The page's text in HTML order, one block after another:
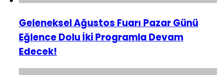
Geleneksel Ağustos Fuarı Pazar Günü
Eğlence Dolu İki Programla Devam
Edecek!